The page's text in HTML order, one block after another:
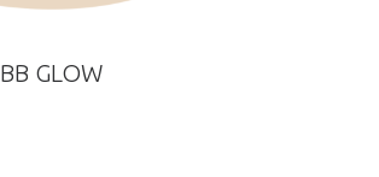
BB GLOW